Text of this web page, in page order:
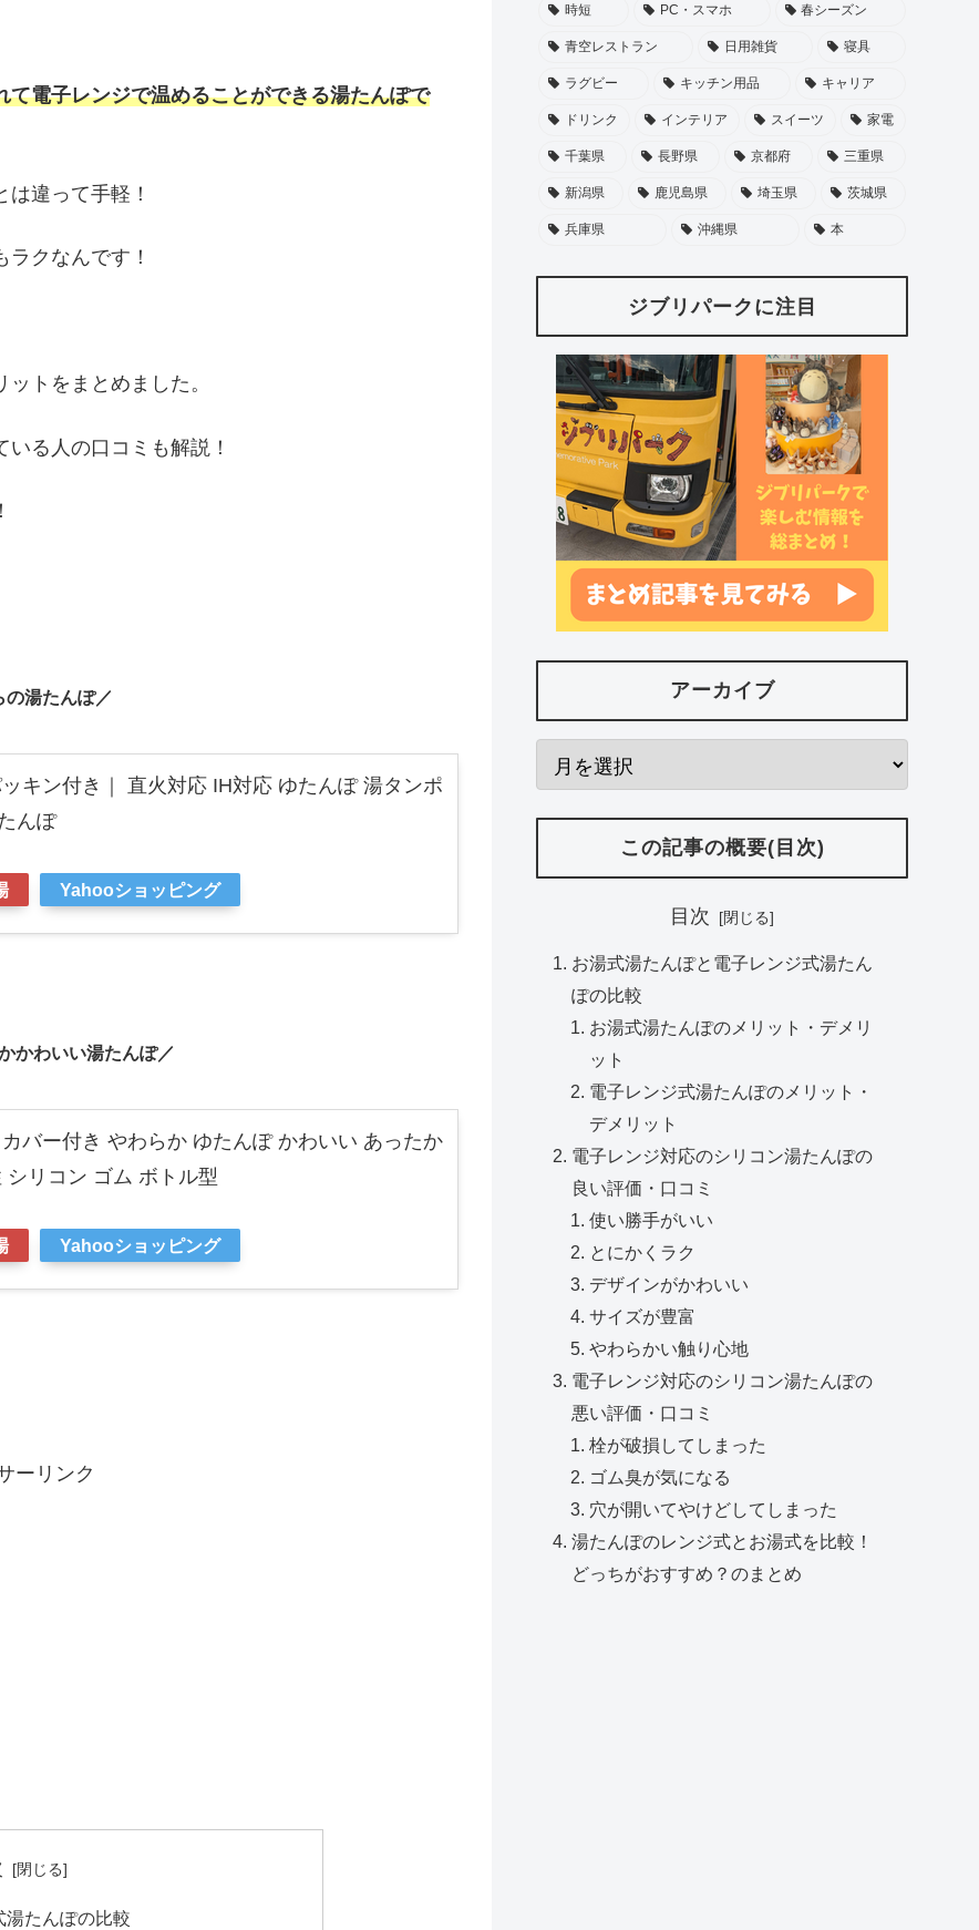
電子レンジで温めることができる湯たんぽで
違って手軽！
クなんです！
トをまとめました。
る人の口コミも解説！
の湯たんぽ／
キン付き｜ 直火対応 IH対応 ゆたんぽ 湯タンポ
んぽ
Yahooショッピング
かわいい湯たんぽ／
カバー付き やわらか ゆたんぽ かわいい あったか
リコン ゴム ボトル型
Yahooショッピング
ーリンク
湯たんぽの比較
時短 PC・スマホ 春シーズン
青空レストラン 日用雑貨 寝具
ラグビー キッチン用品 キャリア
ドリンク インテリア スイーツ 家電
千葉県 長野県 京都府 三重県
新潟県 鹿児島県 埼玉県 茨城県
兵庫県 沖縄県 本
ジブリパークに注目
アーカイブ
この記事の概要(目次)
目次
お湯式湯たんぽと電子レンジ式湯たん
ぽの比較
お湯式湯たんぽのメリット・デメリ
ット
電子レンジ式湯たんぽのメリット・
デメリット
電子レンジ対応のシリコン湯たんぽの
良い評価・口コミ
使い勝手がいい
とにかくラク
デザインがかわいい
サイズが豊富
やわらかい触り心地
電子レンジ対応のシリコン湯たんぽの
悪い評価・口コミ
栓が破損してしまった
ゴム臭が気になる
穴が開いてやけどしてしまった
湯たんぽのレンジ式とお湯式を比較！
どっちがおすすめ？のまとめ